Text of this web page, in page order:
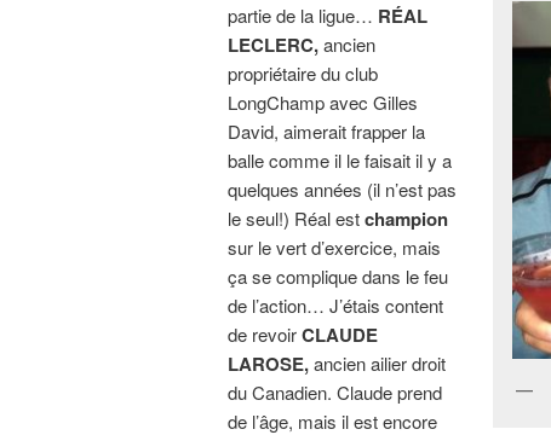
partie de la ligue… RÉAL
LECLERC,ancien
propriétaire du club
LongChamp avec Gilles
David, aimerait frapper la
balle comme il le faisait il y a
quelques années (il n’est pas
le seul!) Réal estchampion
sur le vert d’exercice, mais
ça se complique dans le feu
de l’action… J’étais content
de revoirCLAUDE
LAROSE,ancien ailier droit
du Canadien. Claude prend
de l’âge, mais il est encore